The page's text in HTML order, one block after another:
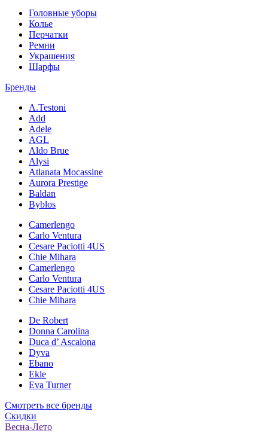
Головные уборы
Колье
Перчатки
Ремни
Украшения
Шарфы
Бренды
A.Testoni
Add
Adele
AGL
Aldo Brue
Alysi
Atlanata Mocassine
Aurora Prestige
Baldan
Byblos
Camerlengo
Carlo Ventura
Cesare Paciotti 4US
Chie Mihara
Camerlengo
Carlo Ventura
Cesare Paciotti 4US
Chie Mihara
De Robert
Donna Carolina
Duca d’ Ascalona
Dyva
Ebano
Ekle
Eva Turner
Смотреть все бренды
Скидки
Весна-Лето